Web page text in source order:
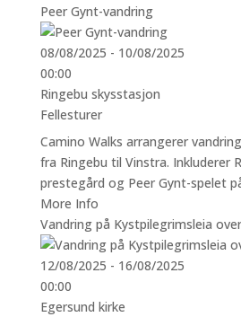
Peer Gynt-vandring
08/08/2025 - 10/08/2025
00:00
Ringebu skysstasjon
Fellesturer
Camino Walks arrangerer
fra Ringebu til Vinstra. Inkluderer
prestegård og Peer Gynt-spelet
More Info
Vandring på Kystpilegrimsleia
12/08/2025 - 16/08/2025
00:00
Egersund kirke